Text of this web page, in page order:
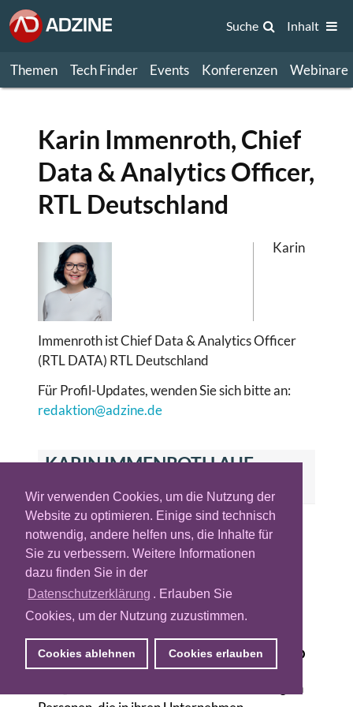
Wir verwenden Cookies, um die Nutzung der
Website zu optimieren. Einige sind technisch
notwendig, andere helfen uns, die Inhalte für
Sie zu verbessern. Weitere Informationen
dazu finden Sie in der
Datenschutzerklärung . Erlauben Sie
Cookies, um der Nutzung zuzustimmen.
Cookies ablehnen Cookies erlauben
Themen Tech Finder Events Konferenzen Webinare
Suche Inhalt
Karin Immenroth, Chief
Data & Analytics Officer,
RTL Deutschland
Karin
Immenroth ist Chief Data & Analytics Officer
(RTL DATA) RTL Deutschland
Für Profil-Updates, wenden Sie sich bitte an:
redaktion@adzine.de
KARIN IMMENROTH AUF
ADZINE
Uli Hegge wird CEO der NetID
Bei der European NetID Foundation kommt es
zu einem Führungswechsel. Wie die Stiftung
bekannt gab, übernimmt Uli …
In eigener Sache - ADZINE verleiht zum
zweiten Mal den Programmatic Award „NEO
IO“
Der „NEO IO Award” ist eine Auszeichnung an